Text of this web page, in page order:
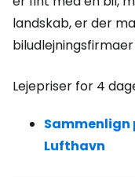
landskab, er der
Lejepriser for 4
Sammenlign
Lufthavn